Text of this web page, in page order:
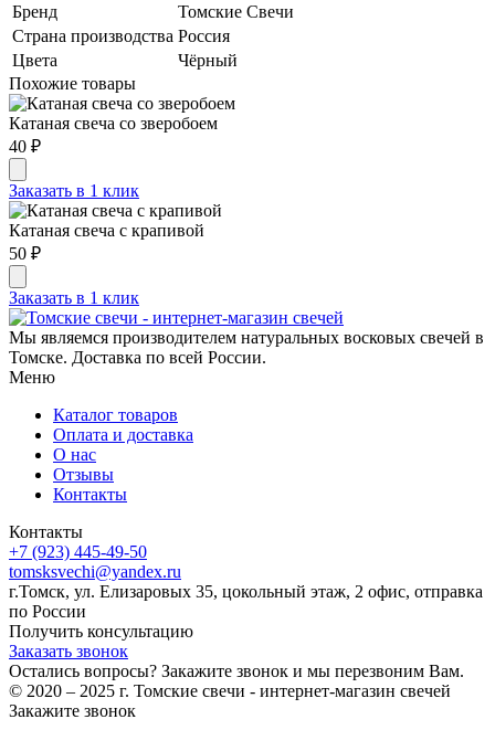
Бренд
Томские Свечи
Страна производства Россия
Цвета
Чёрный
Похожие товары
Катаная свеча со зверобоем
40 ₽
Заказать в 1 клик
Катаная свеча с крапивой
50 ₽
Заказать в 1 клик
Мы являемся производителем натуральных восковых свечей в
Томске. Доставка по всей России.
Меню
Каталог товаров
Оплата и доставка
О нас
Отзывы
Контакты
Контакты
+7 (923) 445-49-50
tomsksvechi@yandex.ru
г.Томск, ул. Елизаровых 35, цокольный этаж, 2 офис, отправка
по России
Получить консультацию
Заказать звонок
Остались вопросы? Закажите звонок и мы перезвоним Вам.
© 2020 – 2025 г. Томские свечи - интернет-магазин свечей
Закажите звонок